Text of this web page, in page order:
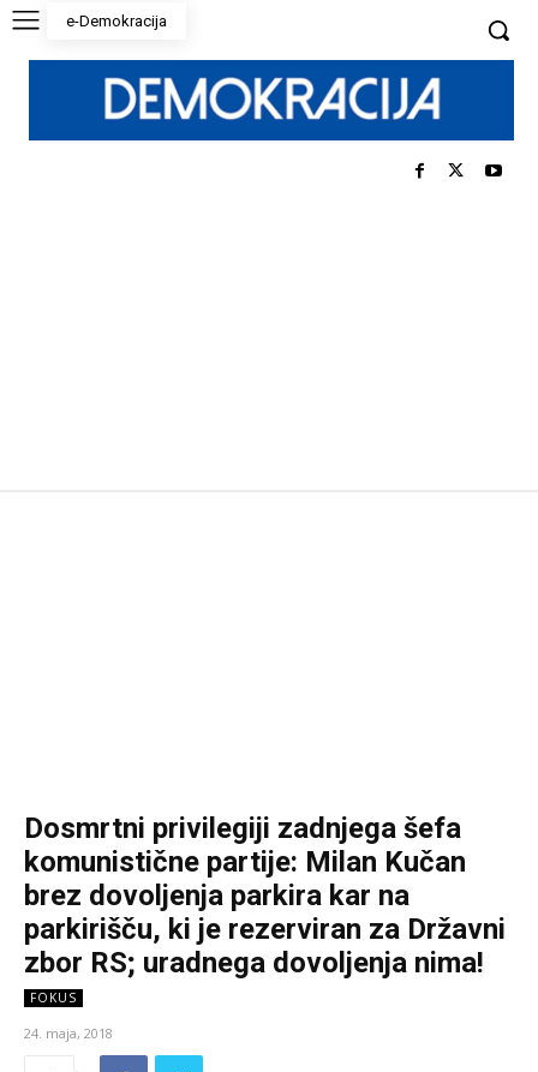
e-Demokracija
Dosmrtni privilegiji zadnjega šefa
komunistične partije: Milan Kučan
brez dovoljenja parkira kar na
parkirišču, ki je rezerviran za Državni
zbor RS; uradnega dovoljenja nima!
FOKUS
24. maja, 2018